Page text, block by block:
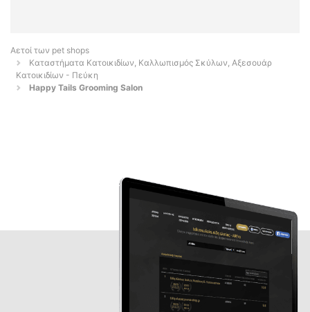
Αετοί των pet shops
Καταστήματα Κατοικιδίων, Καλλωπισμός Σκύλων, Αξεσουάρ
Κατοικιδίων - Πεύκη
Happy Tails Grooming Salon